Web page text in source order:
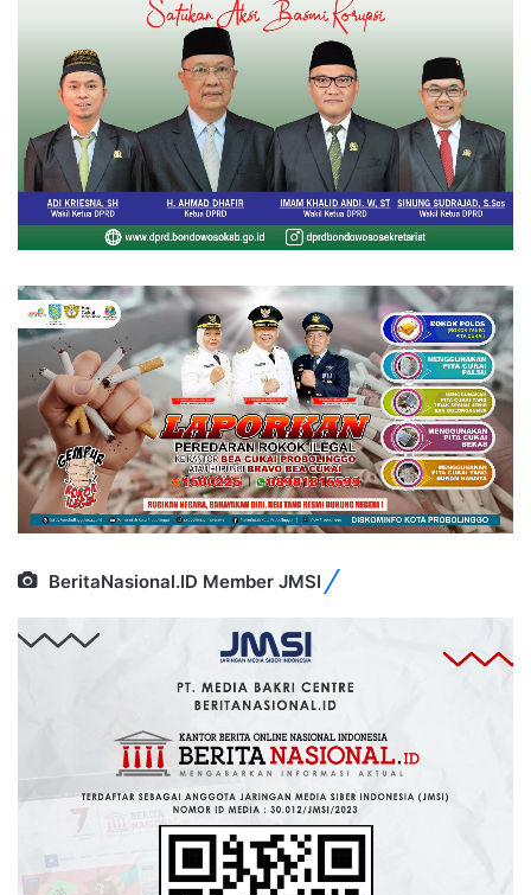
BeritaNasional.ID Member JMSI